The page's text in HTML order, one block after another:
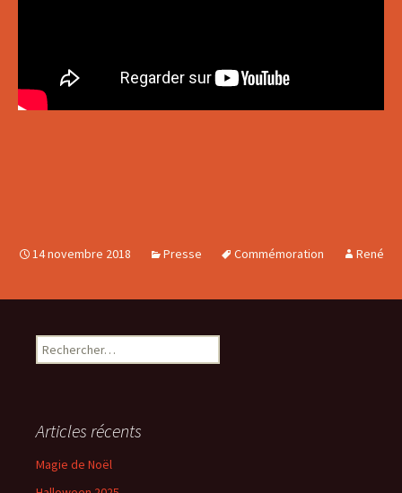
14 novembre 2018 Presse Commémoration René
Rechercher :
Articles récents
Magie de Noël